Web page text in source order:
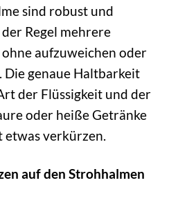
sind robust und
Regel mehrere
aufzuweichen oder
genaue Haltbarkeit
der Flüssigkeit und der
oder heiße Getränke
etwas verkürzen.
auf den Strohhalmen